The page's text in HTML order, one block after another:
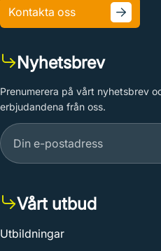
Kontakta oss
Nyhetsbrev
Prenumerera på vårt nyhetsbrev
erbjudandena från oss.
Vårt utbud
Utbildningar